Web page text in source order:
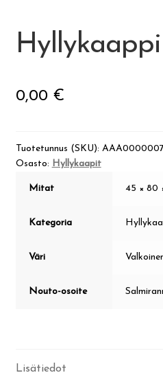
Hyllykaappi
0,00 €
Tuotetunnus (SKU):
Osasto: Hyllykaapit
Mitat 45 × 80
Kategoria
Väri
Nouto-osoite
Lisätiedot